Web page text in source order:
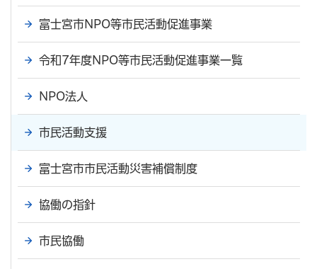
富士宮市NPO等市民活動促進事業
令和7年度NPO等市民活動促進事業一覧
NPO法人
市民活動支援
富士宮市市民活動災害補償制度
協働の指針
市民協働